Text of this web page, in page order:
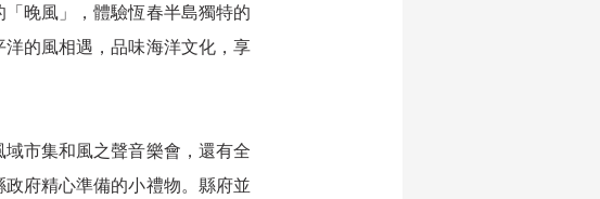
晚風」，體驗恆春半島獨特的
的風相遇，品味海洋文化，享
市集和風之聲音樂會，還有全
府精心準備的小禮物。縣府並